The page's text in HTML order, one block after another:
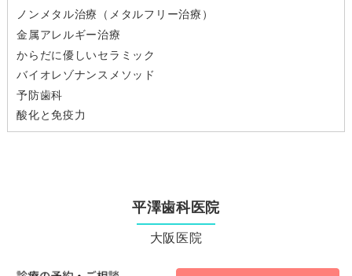
ノンメタル治療（メタルフリー治療）
金属アレルギー治療
からだに優しいセラミック
バイオレゾナンスメソッド
予防歯科
酸化と免疫力
平澤歯科医院
大阪医院